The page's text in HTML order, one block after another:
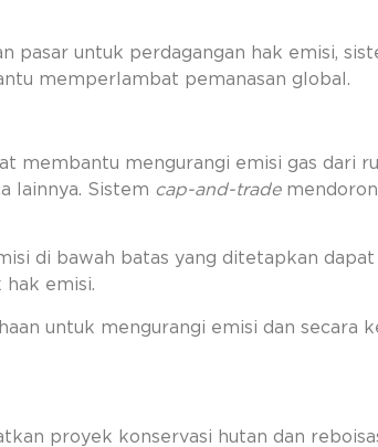
pasar untuk perdagangan hak emisi,
memperlambat pemanasan global.
membantu mengurangi emisi gas dari
lainnya. Sistem cap-and-trade
di bawah batas yang ditetapkan
hak emisi.
untuk mengurangi emisi dan secara
proyek konservasi hutan dan